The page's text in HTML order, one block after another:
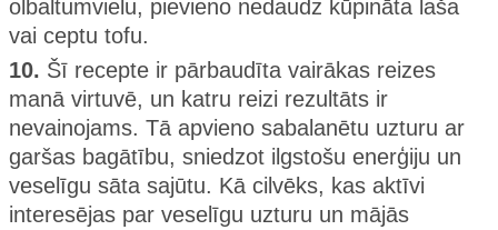
olbaltumvielu, pievieno nedaudz kūpināta laša
vai ceptu tofu.
10. Šī recepte ir pārbaudīta vairākas reizes
manā virtuvē, un katru reizi rezultāts ir
nevainojams. Tā apvieno sabalanētu uzturu ar
garšas bagātību, sniedzot ilgstošu enerģiju un
veselīgu sāta sajūtu. Kā cilvēks, kas aktīvi
interesējas par veselīgu uzturu un mājās